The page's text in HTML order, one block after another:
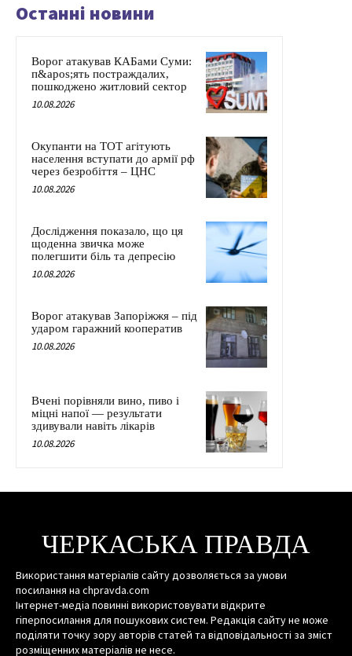
Останні новини
Ворог атакував КАБами Суми:
п&apos;ять постраждалих,
пошкоджено житловий сектор
10.08.2026
Окупанти на ТОТ агітують
населення вступати до армії рф
через безробіття – ЦНС
10.08.2026
Дослідження показало, що ця
щоденна звичка може
полегшити біль та депресію
10.08.2026
Ворог атакував Запоріжжя – під
ударом гаражний кооператив
10.08.2026
Вчені порівняли вино, пиво і
міцні напої — результати
здивували навіть лікарів
10.08.2026
ЧЕРКАСЬКА ПРАВДА
Використання матеріалів сайту дозволяється за умови
посилання на chpravda.com
Інтернет-медіа повинні використовувати відкрите
гіперпосилання для пошукових систем. Редакція сайту не може
поділяти точку зору авторів статей та відповідальності за зміст
розміщенних матеріалів не несе.